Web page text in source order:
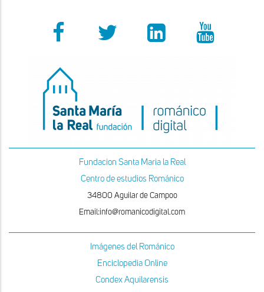
Fundacion Santa Maria la Real
Centro de estudios Románico
34800 Aguilar de Campoo
Email:info@romanicodigital.com
Imágenes del Románico
Enciclopedia Online
Condex Aquilarensis